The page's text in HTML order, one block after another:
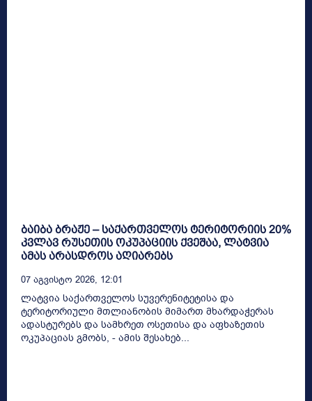
ბაიბა ბრაჟე – საქართველოს ტერიტორიის 20%
კვლავ რუსეთის ოკუპაციის ქვეშაა, ლატვია
ამას არასდროს აღიარებს
07 Აგვისტო 2026, 12:01
ლატვია საქართველოს სუვერენიტეტისა და
ტერიტორიული მთლიანობის მიმართ მხარდაჭერას
ადასტურებს და სამხრეთ ოსეთისა და აფხაზეთის
ოკუპაციას გმობს, - ამის შესახებ...